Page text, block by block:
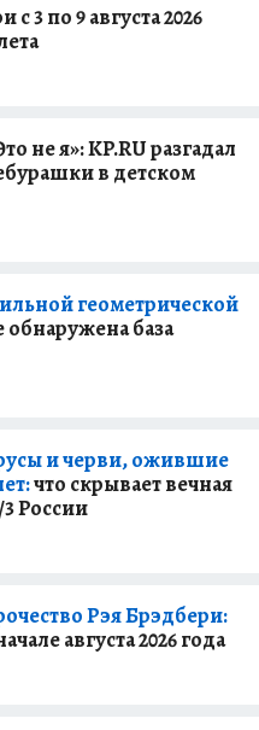
3 по 9 августа 2026
не я»: KP.RU разгадал
в детском
геометрической
обнаружена база
и черви, ожившие
что скрывает вечная
России
Рэя Брэдбери:
августа 2026 года